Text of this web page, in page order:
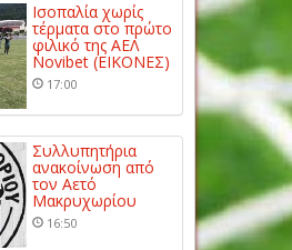
Ισοπαλία χωρίς
τέρματα στο πρώτο
φιλικό της ΑΕΛ
Novibet (ΕΙΚΟΝΕΣ)
17:00
Συλλυπητήρια
ανακοίνωση από
τον Αετό
Μακρυχωρίου
16:50